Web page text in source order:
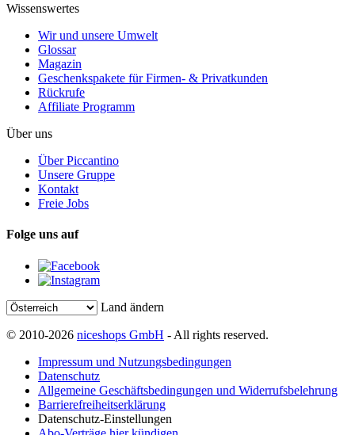
Wissenswertes
Wir und unsere Umwelt
Glossar
Magazin
Geschenkspakete für Firmen- & Privatkunden
Rückrufe
Affiliate Programm
Über uns
Über Piccantino
Unsere Gruppe
Kontakt
Freie Jobs
Folge uns auf
Land ändern
© 2010-2026 niceshops GmbH - All rights reserved.
Impressum und Nutzungsbedingungen
Datenschutz
Allgemeine Geschäftsbedingungen und Widerrufsbelehrung
Barrierefreiheitserklärung
Datenschutz-Einstellungen